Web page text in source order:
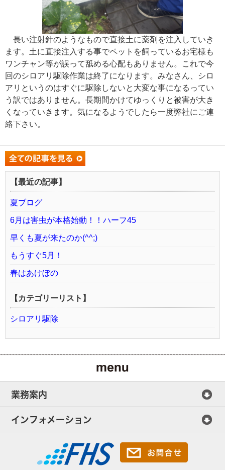
長い注射針のようなもので直接土に薬剤を注入していき
ます。土に直接注入する事でペットを飼っているお宅様も
ワンチャン等が誤って舐める心配もありません。これで今
回のシロアリ駆除作業は終了になります。みなさん、シロ
アリというのはすぐに駆除しないと大変な事になるってい
う訳ではありません。長期間かけてゆっくりと被害が大き
くなっていきます。気になるようでしたら一度弊社にご連
絡下さい。
【最近の記事】
夏ブログ
6月は害虫が本格始動！！ハーフ45
早くも夏が来たのか(^^;)
もうすぐ5月！
春はあけぼの
【カテゴリーリスト】
シロアリ駆除
業務案内
インフォメーション